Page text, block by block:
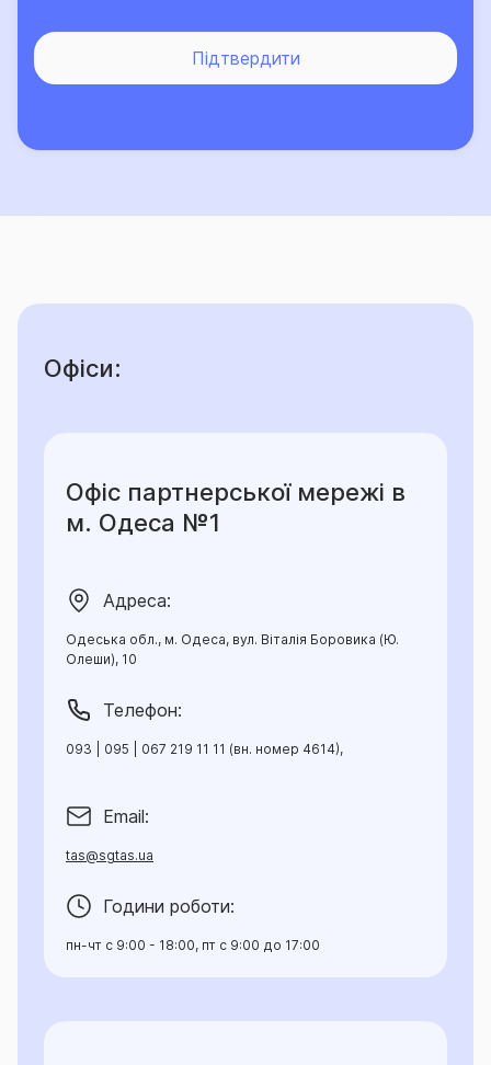
-н
есплата чергової частини страхової премії в
установлений договором строк є підставою для
- в разі невчасного повідомлення про настання
дострокового припинення дії договору, обмеження
страховій виплаті.
підстави для відмови у здійсненні страхових
виплат, ліміти відповідальності страховика за
розрахунку та умови здійснення страхових виплат.
Така інформація викладена у даному
Інформаційному документі.
Підтвердити
Офіси:
Офіс партнерської мережі в
м. Одеса №1
Адреса:
Одеська обл., м. Одеса, вул. Віталія Боровика (Ю.
Олеши), 10
Телефон:
093 | 095 | 067 219 11 11 (вн. номер 4614),
Email:
tas@sgtas.ua
Години роботи:
пн-чт с 9:00 - 18:00, пт с 9:00 до 17:00